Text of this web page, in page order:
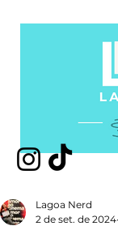
Lagoa Nerd
2 de set. de 2024